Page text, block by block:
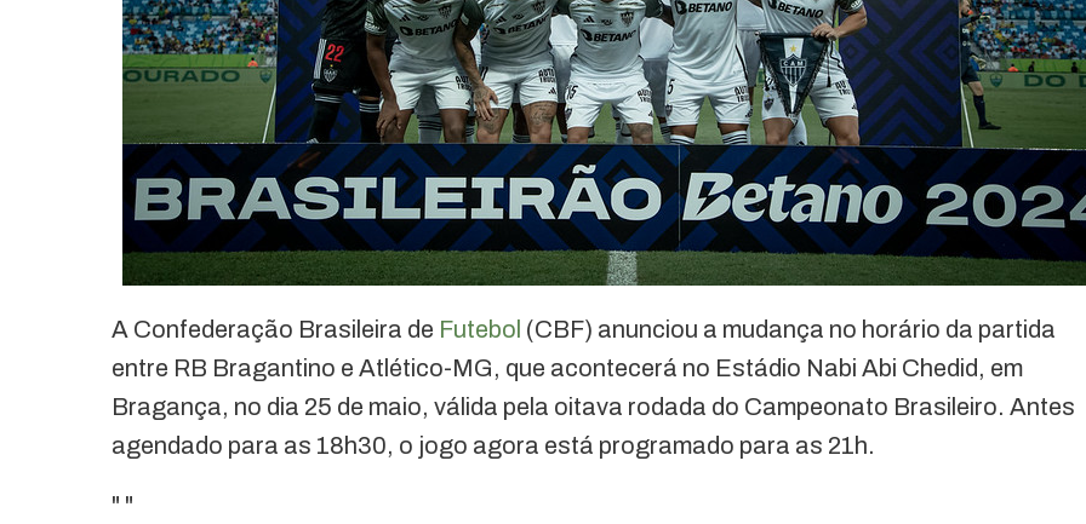
A Confederação Brasileira de Futebol (CBF) anunciou a mudança no horário da partida
entre RB Bragantino e Atlético-MG, que acontecerá no Estádio Nabi Abi Chedid, em
Bragança, no dia 25 de maio, válida pela oitava rodada do Campeonato Brasileiro. Antes
agendado para as 18h30, o jogo agora está programado para as 21h.
" "